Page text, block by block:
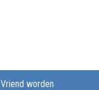
Vriend worden